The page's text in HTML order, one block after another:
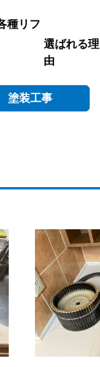
種リフ
選ばれる理
由
塗装工事